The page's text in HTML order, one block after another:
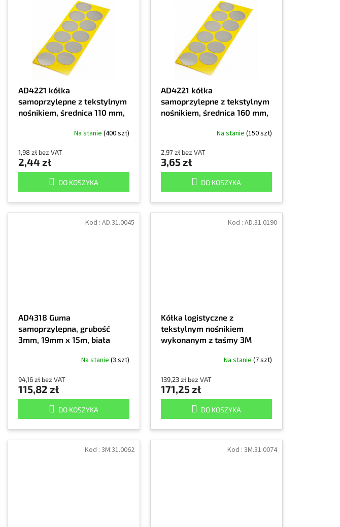
AD4221 kółka
samoprzylepne z tekstylnym
nośnikiem, średnica 110 mm,
Na stanie (400 szt)
1,98 zł bez VAT
2,44 zł
DO KOSZYKA
AD4221 kółka
samoprzylepne z tekstylnym
nośnikiem, średnica 160 mm,
Na stanie (150 szt)
2,97 zł bez VAT
3,65 zł
DO KOSZYKA
AD4318 Guma
samoprzylepna, grubość
3mm, 19mm x 15m, biała
Na stanie (3 szt)
94,16 zł bez VAT
115,82 zł
DO KOSZYKA
Kod : AD.31.0045
Kółka logistyczne z
tekstylnym nośnikiem
wykonanym z taśmy 3M
Na stanie (7 szt)
139,23 zł bez VAT
171,25 zł
DO KOSZYKA
Kod : AD.31.0190
Kod : 3M.31.0062 Kod : 3M.31.0074